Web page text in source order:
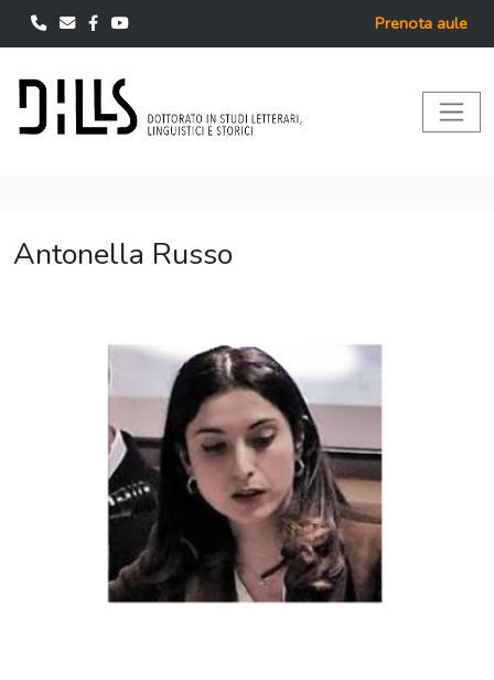
Prenota aule
Antonella Russo